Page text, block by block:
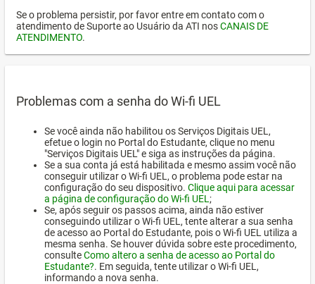
Se o problema persistir, por favor entre em contato com o
atendimento de Suporte ao Usuário da ATI nosCANAIS DE
ATENDIMENTO.
Problemas com a senha do Wi-fi UEL
Se você ainda não habilitou os Serviços Digitais UEL,
efetue o login no Portal do Estudante, clique no menu
"Serviços Digitais UEL" e siga as instruções da página.
Se a sua conta já está habilitada e mesmo assim você não
conseguir utilizar o Wi-fi UEL, o problema pode estar na
configuração do seu dispositivo. Clique aqui para acessar
a página de configuração do Wi-fi UEL ;
Se, após seguir os passos acima, ainda não estiver
conseguindo utilizar o Wi-fi UEL, tente alterar a sua senha
de acesso ao Portal do Estudante, pois o Wi-fi UEL utiliza a
mesma senha. Se houver dúvida sobre este procedimento,
consulteComo altero a senha de acesso ao Portal do
Estudante?. Em seguida, tente utilizar o Wi-fi UEL,
informando a nova senha.